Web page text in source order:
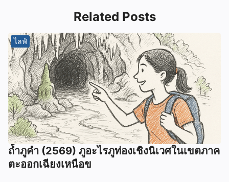
Related Posts
ไลฟ์
ถ้ำภูคำ (2569) ภูอะไรภูท่องเชิงนิเวศในเขตภาค
ตะออกเฉียงเหนือข